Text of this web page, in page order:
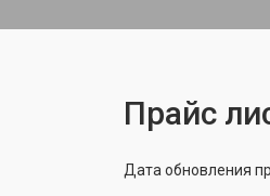
Прайс
Дата обновления